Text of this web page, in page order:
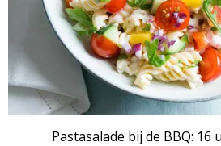
Pastasalade bij de BBQ: